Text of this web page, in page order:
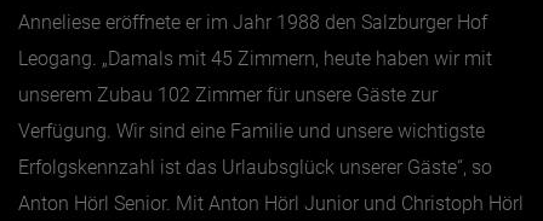
Anneliese eröffnete er im Jahr 1988 den Salzburger Hof
Leogang. „Damals mit 45 Zimmern, heute haben wir mit
unserem Zubau 102 Zimmer für unsere Gäste zur
Verfügung. Wir sind eine Familie und unsere wichtigste
Erfolgskennzahl ist das Urlaubsglück unserer Gäste“, so
Anton Hörl Senior. Mit Anton Hörl Junior und Christoph Hörl